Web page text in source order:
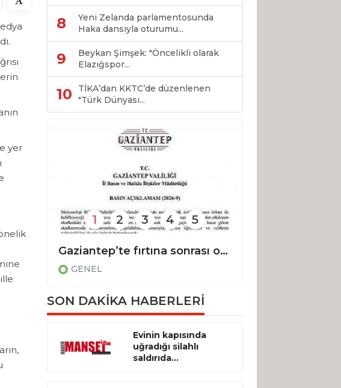
yer
8
Yeni Zelanda parlamentosunda
Haka dansıyla oturumu...
9
Beykan Şimşek: "Öncelikli olarak
Elazığspor...
10
TİKA’dan KKTC’de düzenlenen
"Türk Dünyası...
Gaziantep’te fırtına sonrası okullar tatil edildi
GENEL
1 2 3 4 5
SON DAKİKA HABERLERİ
Evinin kapısında
uğradığı silahlı
saldırıda...